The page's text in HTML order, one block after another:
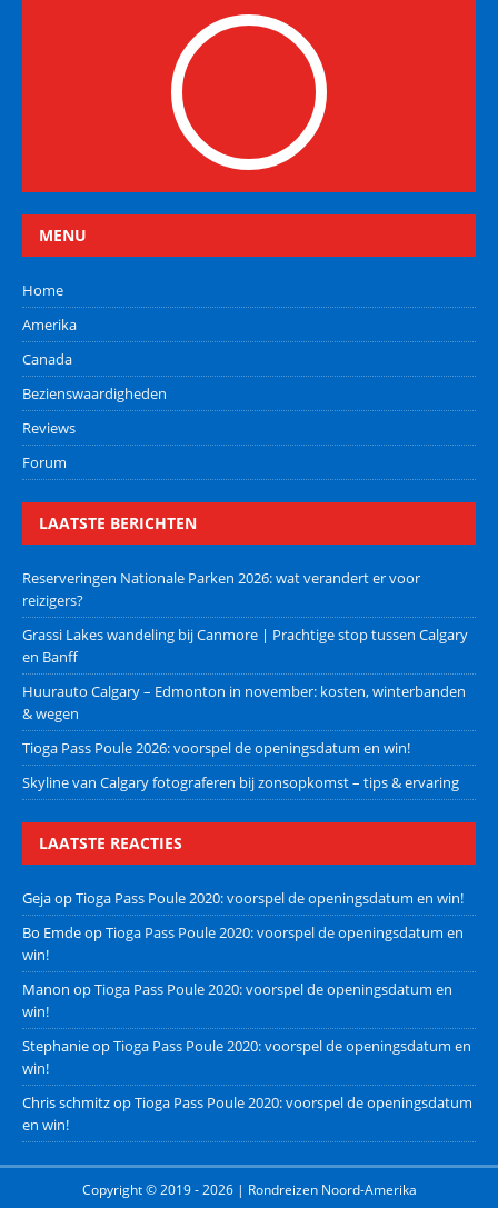
MENU
Home
Amerika
Canada
Bezienswaardigheden
Reviews
Forum
LAATSTE BERICHTEN
Reserveringen Nationale Parken 2026: wat verandert er voor
reizigers?
Grassi Lakes wandeling bij Canmore | Prachtige stop tussen Calgary
en Banff
Huurauto Calgary – Edmonton in november: kosten, winterbanden
& wegen
Tioga Pass Poule 2026: voorspel de openingsdatum en win!
Skyline van Calgary fotograferen bij zonsopkomst – tips & ervaring
LAATSTE REACTIES
GejaopTioga Pass Poule 2020: voorspel de openingsdatum en win!
Bo EmdeopTioga Pass Poule 2020: voorspel de openingsdatum en
win!
Manon opTioga Pass Poule 2020: voorspel de openingsdatum en
win!
StephanieopTioga Pass Poule 2020: voorspel de openingsdatum en
win!
Chris schmitzopTioga Pass Poule 2020: voorspel de openingsdatum
en win!
Copyright © 2019 - 2026 | Rondreizen Noord-Amerika